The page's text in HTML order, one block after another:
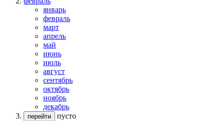
январь
февраль
март
апрель
май
июнь
июль
август
сентябрь
октябрь
ноябрь
декабрь
перейти пусто